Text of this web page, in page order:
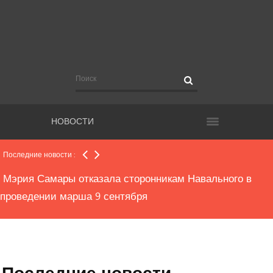
НОВОСТИ
Последние новости :
Взрыв на заводе . Погибли люди
80 часов обязательных работ за жестокое обращение с
Мэрия Самары отказала сторонникам Навального в
проведении марша 9 сентября